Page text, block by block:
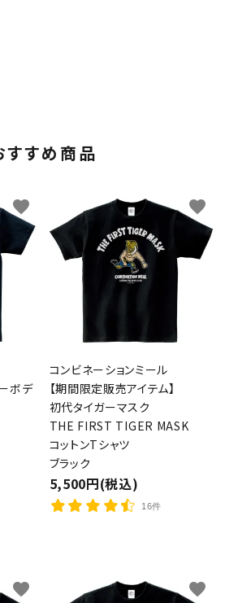
すすめ商品
ボデ
favorite
コンビネーションミール
【期間限定販売アイテム】
初代タイガーマスク
THE FIRST TIGER MASK
コットンTシャツ
ブラック
5,500円(税込)
16件
favorite
favorite favorite